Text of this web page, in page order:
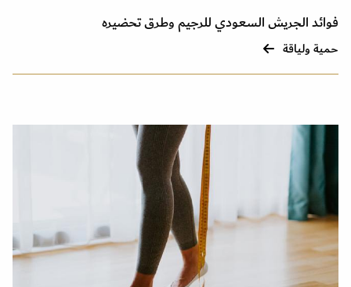
فوائد الجريش السعودي للرجيم وطرق تحضيره
حمية ولياقة